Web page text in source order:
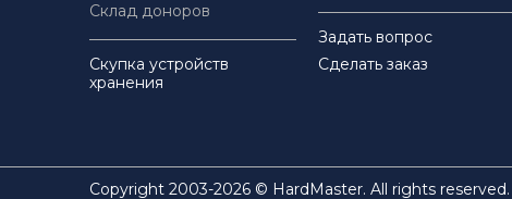
Склад доноров
Скупка устройств
хранения
Задать вопрос
Сделать заказ
Copyright 2003-2026 © HardMaster. All rights reserved.